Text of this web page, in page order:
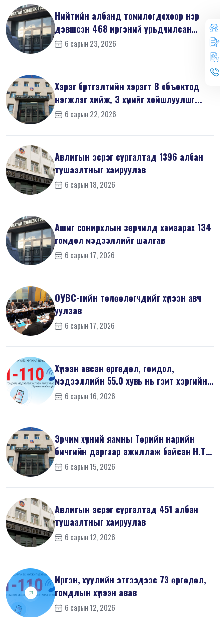
Нийтийн албанд томилогдохоор нэр
дэвшсэн 468 иргэний урьдчилсан
мэдүүл...
6 сарын 23, 2026
Хэрэг бүртгэлтийн хэрэгт 8 объектод
нэгжлэг хийж, 3 хүнийг хойшлуулшг...
6 сарын 22, 2026
Авлигын эсрэг сургалтад 1396 албан
тушаалтныг хамруулав
6 сарын 18, 2026
Ашиг сонирхлын зөрчилд хамаарах 134
гомдол мэдээллийг шалгав
6 сарын 17, 2026
ОУВС-гийн төлөөлөгчдийг хүлээн авч
уулзав
6 сарын 17, 2026
Хүлээн авсан өргөдөл, гомдол,
мэдээллийн 55.0 хувь нь гэмт хэргийн
шин...
6 сарын 16, 2026
Эрчим хүчний яамны Төрийн нарийн
бичгийн даргаар ажиллаж байсан Н.Т
на...6 сарын 15, 2026
Авлигын эсрэг сургалтад 451 албан
тушаалтныг хамруулав
6 сарын 12, 2026
Иргэн, хуулийн этгээдээс 73 өргөдөл,
гомдлын хүлээн авав
6 сарын 12, 2026